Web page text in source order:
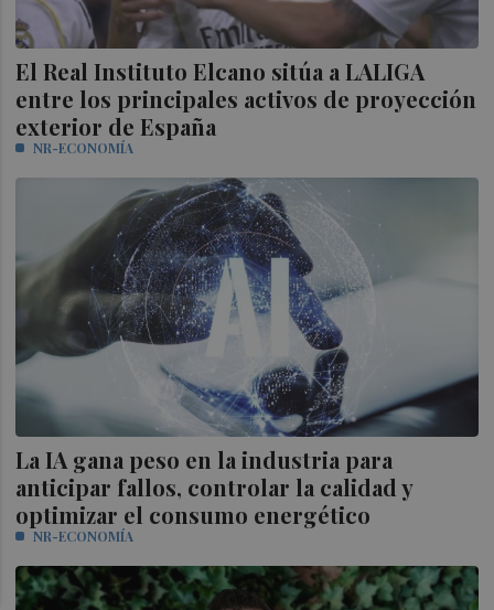
El Real Instituto Elcano sitúa a LALIGA
entre los principales activos de proyección
exterior de España
NR-ECONOMÍA
La IA gana peso en la industria para
anticipar fallos, controlar la calidad y
optimizar el consumo energético
NR-ECONOMÍA